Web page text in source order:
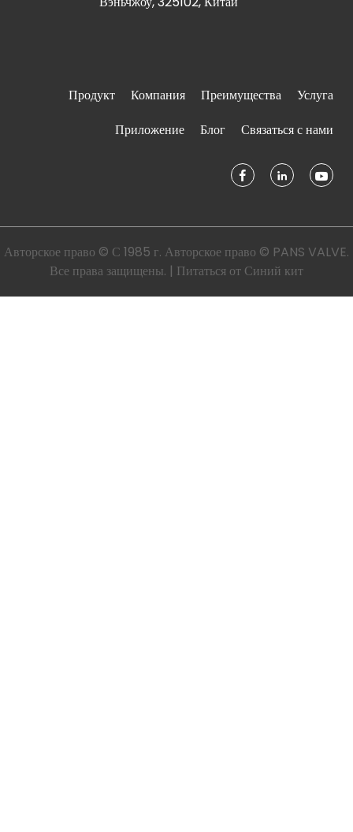
Продукт Компания Преимущества
Услуга
Приложение
Блог Связаться с нами
Авторское право © С 1985 г. Авторское право © PANS VALVE.
Все права защищены. | Питаться от Синий кит